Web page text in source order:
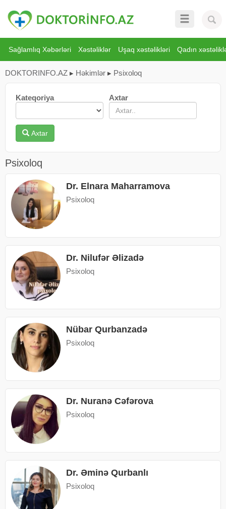
Sağlamlıq Xəbərləri Xəstəliklər Uşaq xəstəlikləri Qadın
DOKTORINFO.AZ ▸ Həkimlər ▸ Psixoloq
Kateqoriya Axtar
Axtar
Psixoloq
Dr. Elnara Maharramova
Psixoloq
Dr. Nilufər Əlizadə
Psixoloq
Nübar Qurbanzadə
Psixoloq
Dr. Nuranə Cəfərova
Psixoloq
Dr. Əminə Qurbanlı
Psixoloq